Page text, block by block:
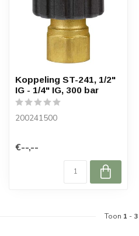
Koppeling ST-241, 1/2"
IG - 1/4" IG, 300 bar
200241500
€--,--
Toon 1 - 3